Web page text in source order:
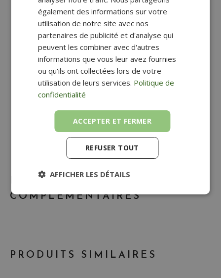
BLOC DE
SMOOVE SECURE
SILVA HÊTRE
93,50€
BLOC DE
SMOOVE SECURE
RIVIERA
85,00€
PRODUITS
COMPLÉMENTAIRES
PRODUITS SIMILAIRES
également des informations sur votre
utilisation de notre site avec nos
partenaires de publicité et d'analyse qui
peuvent les combiner avec d'autres
informations que vous leur avez fournies
ou qu'ils ont collectées lors de votre
utilisation de leurs services. Politique de
confidentialité
ACCEPTER ET FERMER
REFUSER TOUT
AFFICHER LES DÉTAILS